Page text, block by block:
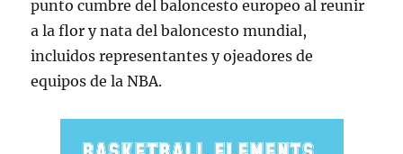
punto cumbre del baloncesto europeo al reunir
a la flor y nata del baloncesto mundial,
incluidos representantes y ojeadores de
equipos de la NBA.